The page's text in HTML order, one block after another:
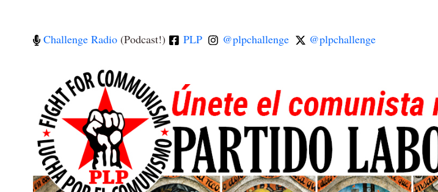
Challenge Radio (Podcast!) PLP @plpchallenge @plpchallenge